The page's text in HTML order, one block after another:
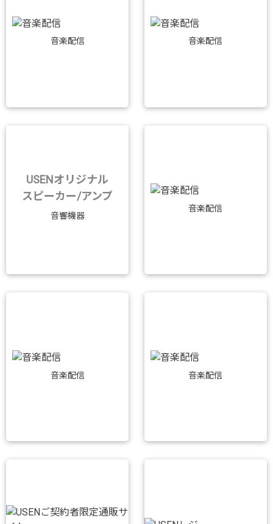
音楽配信 音楽配信
USENオリジナル
スピーカー/アンプ
音響機器
音楽配信
音楽配信 音楽配信